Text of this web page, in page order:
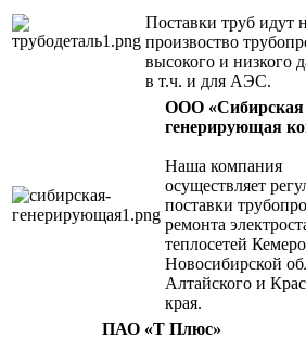
Поставки труб идут
произвоство
высокого и низкого
в т.ч. и для АЭС.
ООО «Сибирская
генерирующая
Наша компания
осуществляет
поставки
ремонта
теплосетей
Новосибирской
Алтайского и
края.
ПАО «Т Плюс»